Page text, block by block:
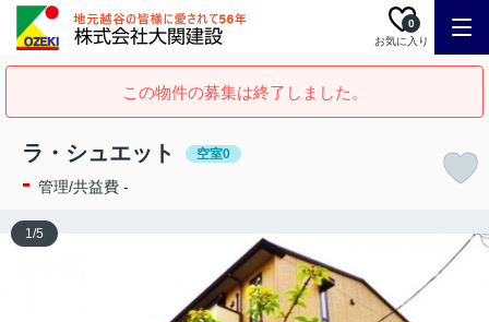
お気に入り
0
この物件の募集は終了しました。
ラ・シュエット 空室0
- 管理/共益費 -
1/5